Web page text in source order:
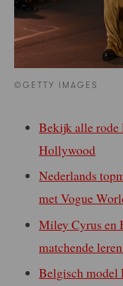
©GETTY IMAGES
Bekijk alle rode
Hollywood
Nederlands
met Vogue
Miley Cyrus en
matchende
Belgisch model